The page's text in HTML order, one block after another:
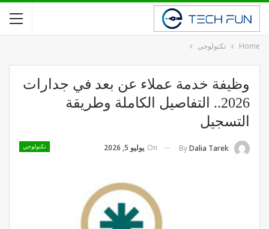
Home تكنولوجي
وظيفة خدمة عملاء عن بعد في جدارات
2026.. التفاصيل الكاملة وطريقة
التسجيل
تكنولوجي ByDalia Tarek
On يوليو 5, 2026